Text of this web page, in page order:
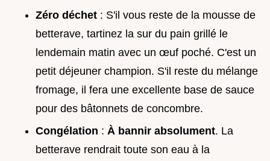
Zéro déchet : S'il vous reste de la mousse de
betterave, tartinez la sur du pain grillé le
lendemain matin avec un œuf poché. C'est un
petit déjeuner champion. S'il reste du mélange
fromage, il fera une excellente base de sauce
pour des bâtonnets de concombre.
Congélation : À bannir absolument. La
betterave rendrait toute son eau à la